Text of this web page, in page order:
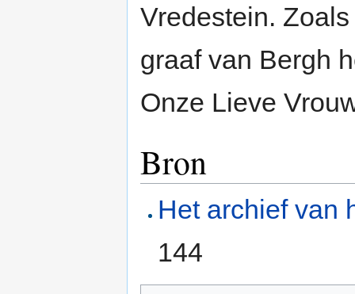
Vredestein.
graaf van Bergh
Onze Lieve
Bron
Het archief van
144